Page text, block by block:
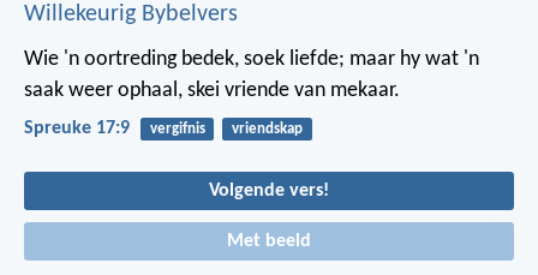
Willekeurig Bybelvers
Wie 'n oortreding bedek, soek liefde; maar hy wat 'n
saak weer ophaal, skei vriende van mekaar.
Spreuke 17:9 vergifnis vriendskap
Volgende vers!
Met beeld